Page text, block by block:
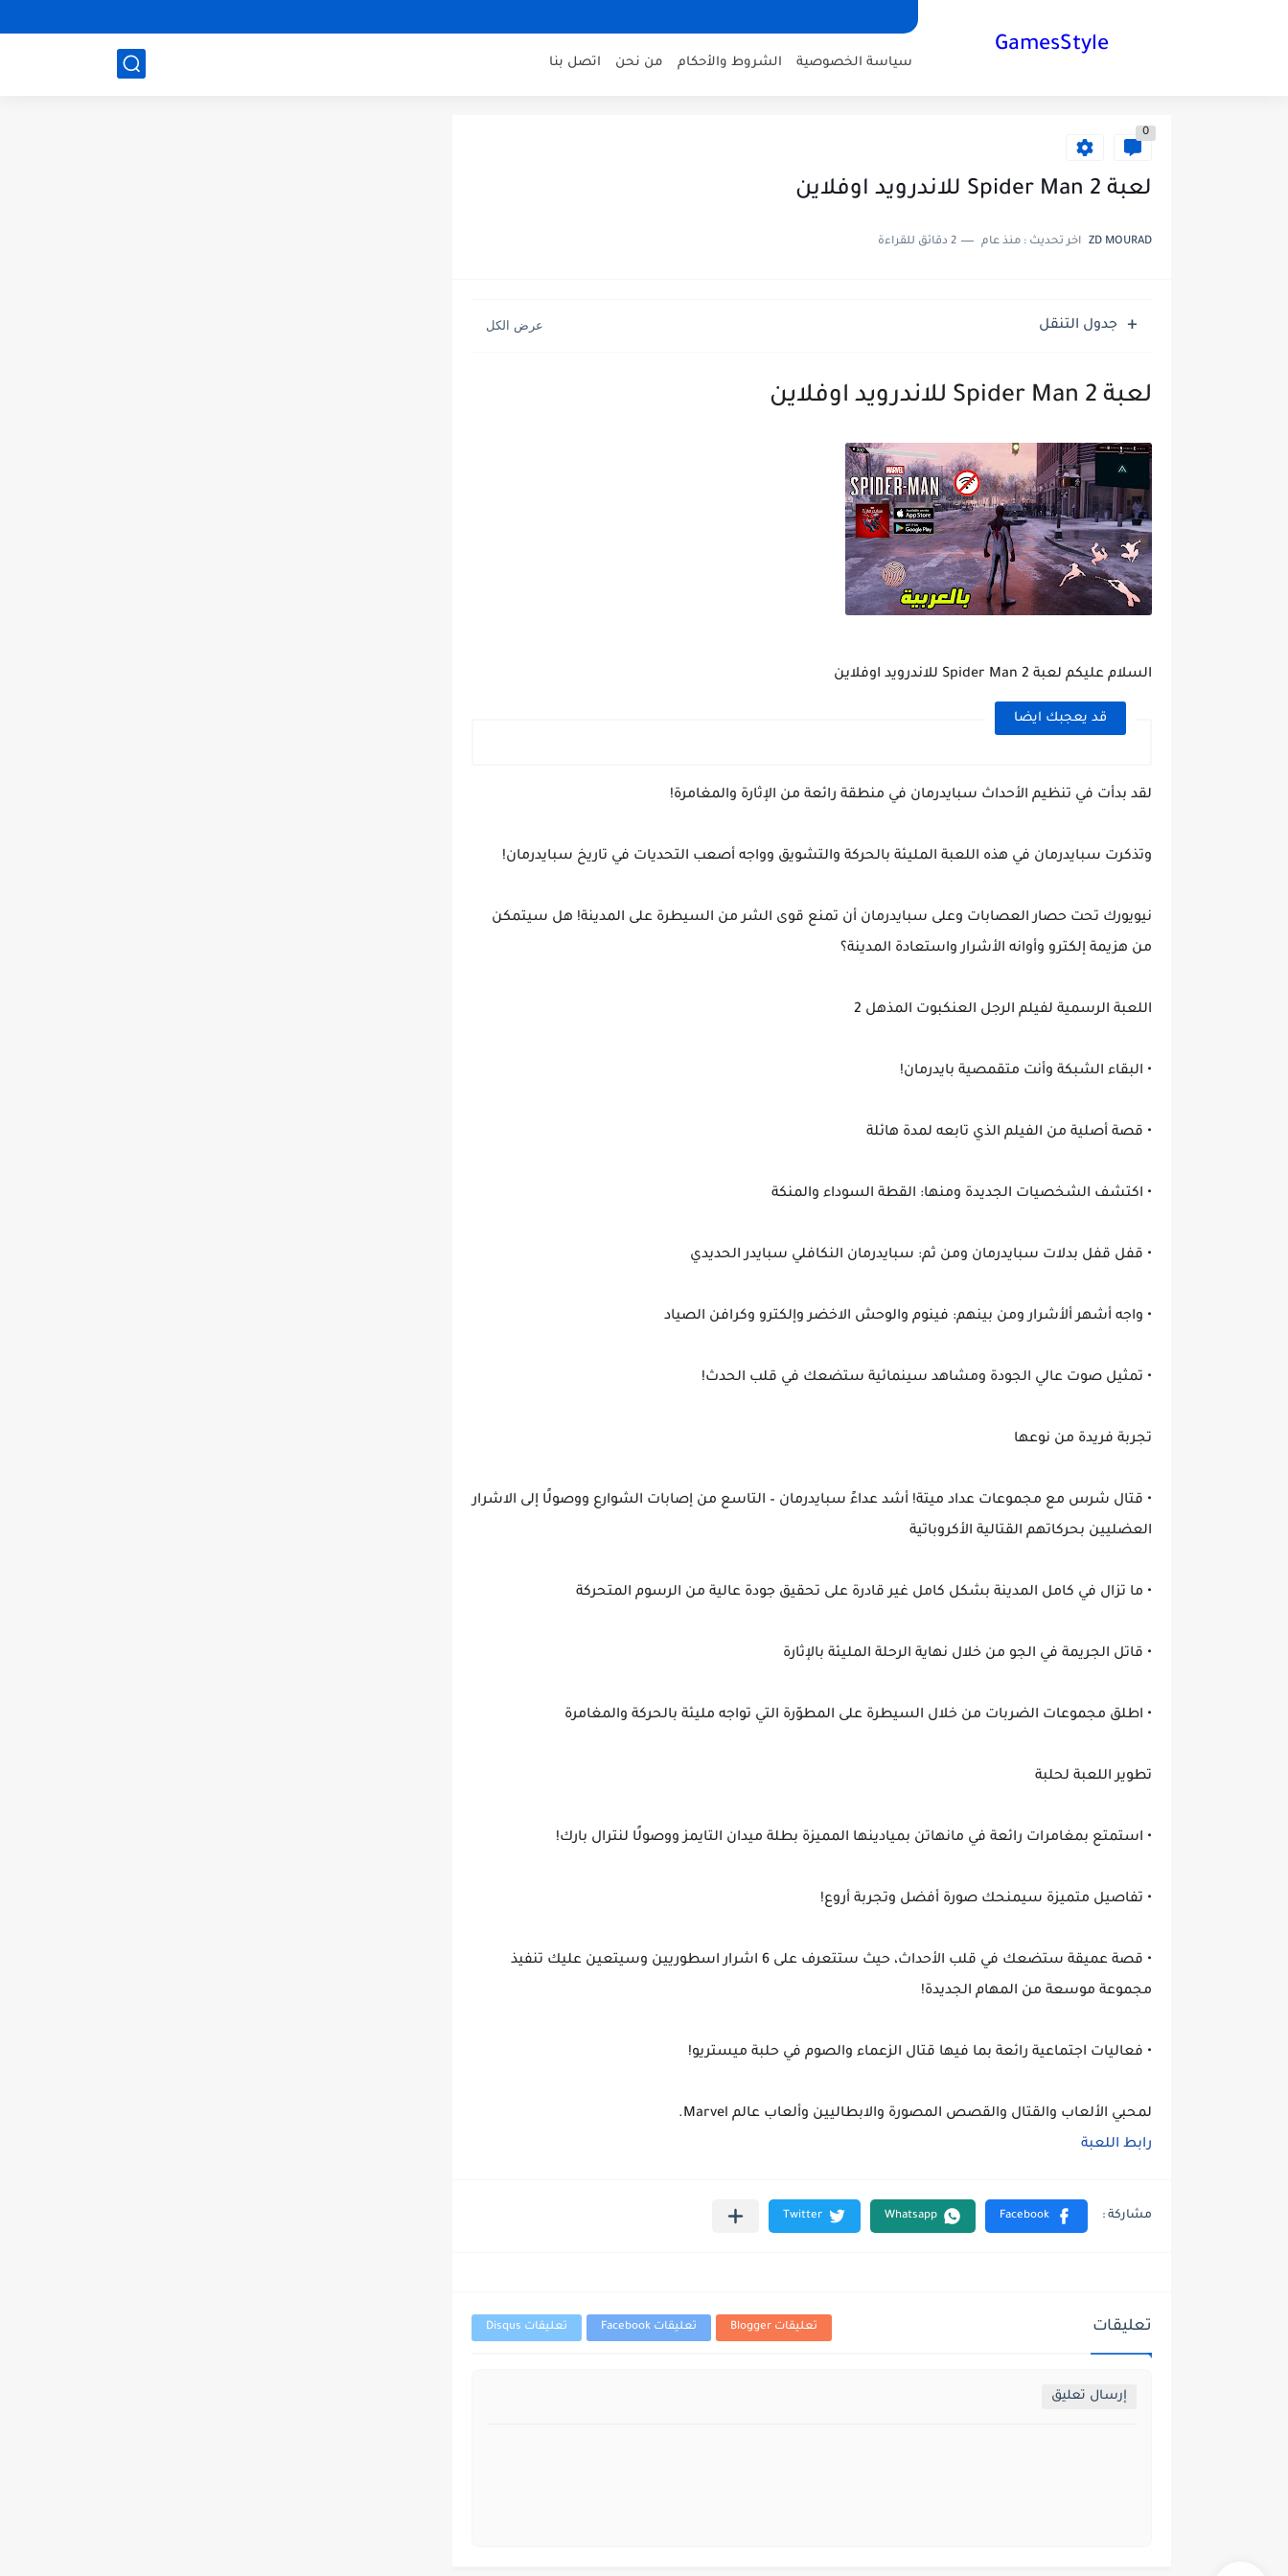
GamesStyle
سياسة الخصوصية الشروط والأحكام من نحن اتصل بنا
0
لعبة Spider Man 2 للاندرويد اوفلاين
ZD MOURAD اخر تحديث : منذ عام 2 دقائق للقراءة
جدول التنقل
لعبة Spider Man 2 للاندرويد اوفلاين
السلام عليكم لعبة Spider Man 2 للاندرويد اوفلاين
قد يعجبك ايضا
لقد بدأت في تنظيم الأحداث سبايدرمان في منطقة رائعة من الإثارة والمغامرة!
وتذكرت سبايدرمان في هذه اللعبة المليئة بالحركة والتشويق وواجه أصعب التحديات في تاريخ سبايدرمان!
نيويورك تحت حصار العصابات وعلى سبايدرمان أن تمنع قوى الشر من السيطرة على المدينة! هل سيتمكن
من هزيمة إلكترو وأوانه الأشرار واستعادة المدينة؟
اللعبة الرسمية لفيلم الرجل العنكبوت المذهل 2
• البقاء الشبكة وأنت متقمصية بايدرمان!
• قصة أصلية من الفيلم الذي تابعه لمدة هائلة
• اكتشف الشخصيات الجديدة ومنها: القطة السوداء والمنكة
• قفل قفل بدلات سبايدرمان ومن ثم: سبايدرمان النكافلي سبايدر الحديدي
• واجه أشهر ألأشرار ومن بينهم: فينوم والوحش الاخضر وإلكترو وكرافن الصياد
• تمثيل صوت عالي الجودة ومشاهد سينمائية ستضعك في قلب الحدث!
تجربة فريدة من نوعها
• قتال شرس مع مجموعات عداد ميتة! أشد عداءً سبايدرمان – التاسع من إصابات الشوارع ووصولًا إلى الاشرار
العضليين بحركاتهم القتالية الأكروباتية
• ما تزال في كامل المدينة بشكل كامل غير قادرة على تحقيق جودة عالية من الرسوم المتحركة
• قاتل الجريمة في الجو من خلال نهاية الرحلة المليئة بالإثارة
• اطلق مجموعات الضربات من خلال السيطرة على المطوّرة التي تواجه مليئة بالحركة والمغامرة
تطوير اللعبة لحلبة
• استمتع بمغامرات رائعة في مانهاتن بميادينها المميزة بطلة ميدان التايمز ووصولًا لنترال بارك!
• تفاصيل متميزة سيمنحك صورة أفضل وتجربة أروع!
• قصة عميقة ستضعك في قلب الأحداث، حيث ستتعرف على 6 اشرار اسطوريين وسيتعين عليك تنفيذ
مجموعة موسعة من المهام الجديدة!
• فعاليات اجتماعية رائعة بما فيها قتال الزعماء والصوم في حلبة ميستريو!
لمحبي الألعاب والقتال والقصص المصورة والابطاليين وألعاب عالم Marvel.
رابط اللعبة
تعليقات تعليقات Blogger تعليقات Facebook تعليقات Disqus
إرسال تعليق